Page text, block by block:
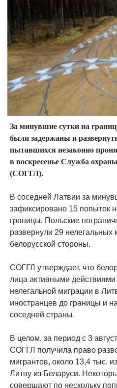
За минувшие сутки на
были задержаны и
пытавшихся незаконно
в воскресенье Служба
(СОГГЛ).
В соседней Латвии за
зафиксировано 15 попыток
границы. Польские
развернули 29
белорусской стороны.
СОГГЛ утверждает, что
лица активными действиями
нелегальной миграции в
иностранцев до границы и
соседней страны.
В целом, за период с 3
СОГГЛ получила право
мигрантов, около 13,4 тыс.
Литву из Беларуси.
совершают по нескольку